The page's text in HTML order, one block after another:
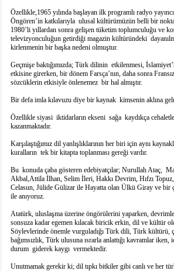
Özellikle,1965 yılında başlayan ilk programlı radyo
Öngören’in katkılarıyla ulusal kültürümüzün belli bir
1980’li yıllardan sonra gelişen tüketim toplumculuğu ve
televizyonculuğun getirdiği magazin kültüründeki
kirlenmenin bir başka nedeni olmuştur.
Geçmişe baktığımızda; Türk dilinin etkilenmesi,
etkisine girerken, bir dönem Farsça’nın, daha sonra
sözcüklerin etkisiyle önlenemez bir hal almıştır.
Bir defa imla kılavuzu diye bir kaynak kimsenin aklına
Özellikle siyasi iktidarların ekseni sağa kaydıkça
kazanmaktadır.
Karşılaştığımız dil yanlışlıklarının her biri için aynı
kuralların tek bir kitapta toplanması gereği vardır.
Bu konuda çaba gösteren edebiyatçılar; Nurullah Ataç,
Akbal,Attila İlhan, Selim İleri, Hakkı Devrim, Hıfzı
Celasun, Jülide Gülizar ile Hayatta olan Ülkü Giray ve bir
ile anıyoruz.
Atatürk, uluslaşma üzerine öngörülerini yaparken,
sonsuza kadar egemen kılacak biricik erkin, dil ve kültür
Söylevlerinde önemle vurguladığı Türk dili, Türk kültürü,
bağımsızlık, Türk ulusuna ısrarla anlattığı kavramlar
durum giderek kaygı vermektedir.
Unutmamak gerekir ki; dil tıpkı bitkiler gibi canlı ve her